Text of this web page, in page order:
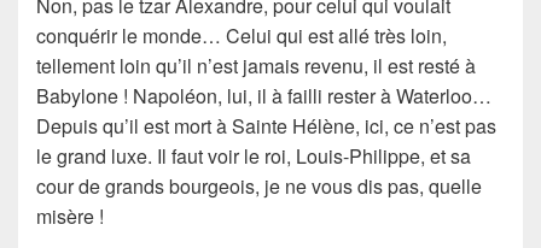
conquérir le monde… Celui qui est allé très loin,
tellement loin qu’il n’est jamais revenu, il est resté à
Babylone ! Napoléon, lui, il à failli rester à Waterloo…
Depuis qu’il est mort à Sainte Hélène, ici, ce n’est pas
le grand luxe. Il faut voir le roi, Louis-Philippe, et sa
cour de grands bourgeois, je ne vous dis pas, quelle
misère !